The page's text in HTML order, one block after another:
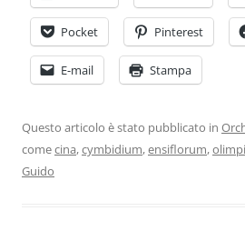
Pocket Pinterest
E-mail Stampa
Questo articolo è stato pubblicato in
comecina,cymbidium,ensiflorum,
Guido